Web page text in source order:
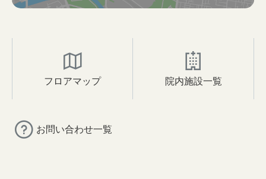
フロアマップ 院内施設一覧
お問い合わせ一覧